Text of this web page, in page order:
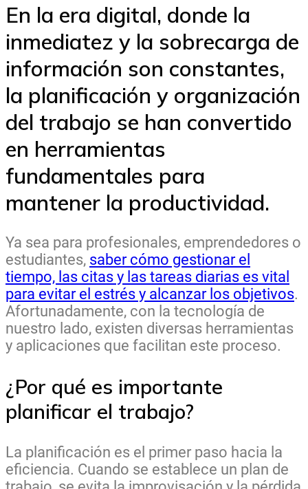
En la era digital, donde la
inmediatez y la sobrecarga de
información son constantes,
la planificación y organización
del trabajo se han convertido
en herramientas
fundamentales para
mantener la productividad.
Ya sea para profesionales, emprendedores o
estudiantes, saber cómo gestionar el
tiempo, las citas y las tareas diarias es vital
para evitar el estrés y alcanzar los objetivos.
Afortunadamente, con la tecnología de
nuestro lado, existen diversas herramientas
y aplicaciones que facilitan este proceso.
¿Por qué es importante
planificar el trabajo?
La planificación es el primer paso hacia la
eficiencia. Cuando se establece un plan de